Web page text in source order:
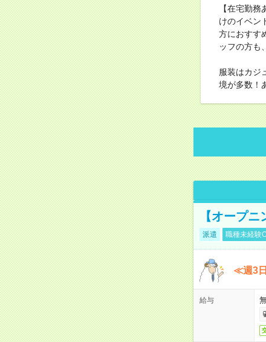
【在宅勤
けのイベン
方におすす
ッフの方も
服装はカジ
境が多数！
【オープ
派遣 職種未経験
≪週3
給与